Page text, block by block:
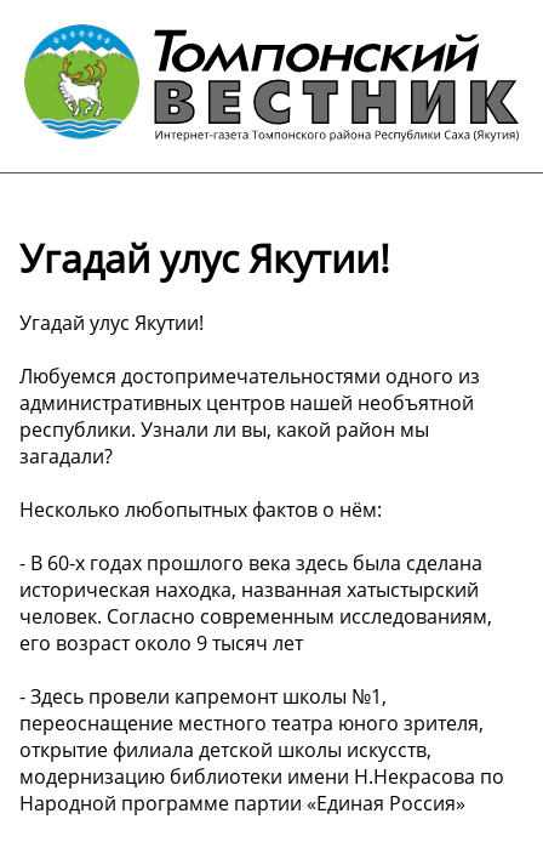
Угадай улус Якутии!
Угадай улус Якутии!
Любуемся достопримечательностями одного из
административных центров нашей необъятной
республики. Узнали ли вы, какой район мы
загадали?
Несколько любопытных фактов о нём:
- В 60-х годах прошлого века здесь была сделана
историческая находка, названная хатыстырский
человек. Согласно современным исследованиям,
его возраст около 9 тысяч лет
- Здесь провели капремонт школы №1,
переоснащение местного театра юного зрителя,
открытие филиала детской школы искусств,
модернизацию библиотеки имени Н.Некрасова по
Народной программе партии «Единая Россия»